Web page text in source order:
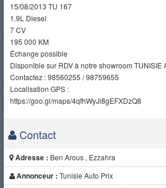
15/08/2013 TU 167
1.9L Diesel
7 CV
195 000 KM
Échange possible
Disponible sur RDV à notre showroom TUNISIE
Contactez : 98560255 / 98759655
Localisation GPS :
https://goo.gl/maps/4qfhWyJi8gEFXDzQ8
Contact
Adresse : Ben Arous , Ezzahra
Annonceur : Tunisie Auto Prix